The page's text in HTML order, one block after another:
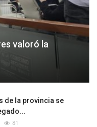
valoró la
de la provincia se
81